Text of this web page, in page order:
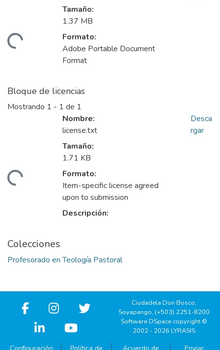
Tamaño:
1.37 MB
Formato:
Adobe Portable Document
Format
Bloque de licencias
Mostrando 1 - 1 de 1
Nombre:
license.txt
Tamaño:
1.71 KB
Formato:
Item-specific license agreed
upon to submission
Descripción:
Desca
rgar
Colecciones
Profesorado en Teología Pastoral
Ciudadela Don Bosco,
Soyapango, (+503) 2251-8200
Software DSpace copyright ©
2002 - 2026 LYRASIS